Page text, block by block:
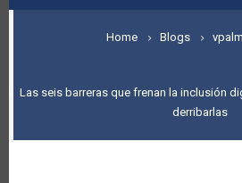
Home Blogs
Las seis barreras que frenan la inclusión
derribarlas